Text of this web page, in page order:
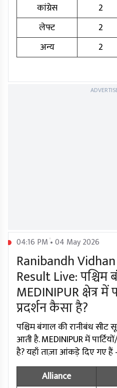
कांग्रेस
2
लेफ्ट
2
अन्य
2
04:16 PM • 04 May 2026
Ranibandh
Result Live:
MEDINIPUR क्षेत्र में
प्रदर्शन कैसा है?
पश्चिम बंगाल की रानीबंध
आती है. MEDINIPUR में
है? यहाँ ताज़ा आंकड़े दिए गए
Alliance